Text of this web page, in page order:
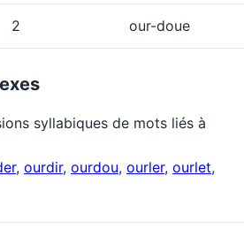
2 our-doue
syllabiques de mots liés à
, ourdir, ourdou, ourler, ourlet,